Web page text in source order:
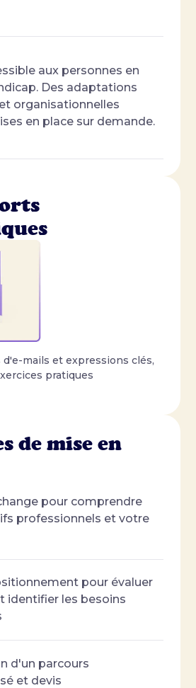
aux personnes en
Des adaptations
organisationnelles
en place sur demande.
d'e-mails et expressions clés,
pratiques
de mise en
pour comprendre
professionnels et votre
pour évaluer
identifier les besoins
d'un parcours
et devis